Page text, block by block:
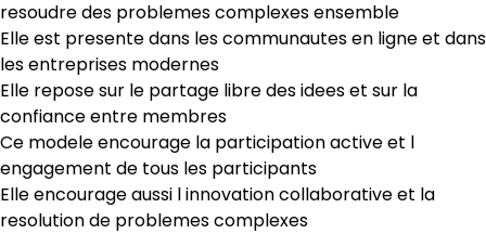
resoudre des problemes complexes ensemble
Elle est presente dans les communautes en ligne et dans
les entreprises modernes
Elle repose sur le partage libre des idees et sur la
confiance entre membres
Ce modele encourage la participation active et l
engagement de tous les participants
Elle encourage aussi l innovation collaborative et la
resolution de problemes complexes